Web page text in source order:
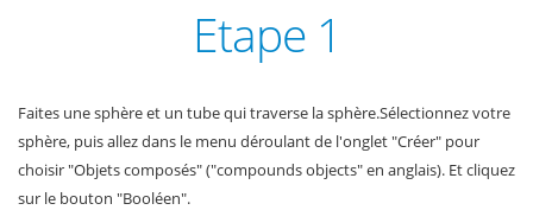
Etape 1
Faites une sphère et un tube qui traverse la sphère.Sélectionnez votre
sphère, puis allez dans le menu déroulant de l'onglet "Créer" pour
choisir "Objets composés" ("compounds objects" en anglais). Et cliquez
sur le bouton "Booléen".